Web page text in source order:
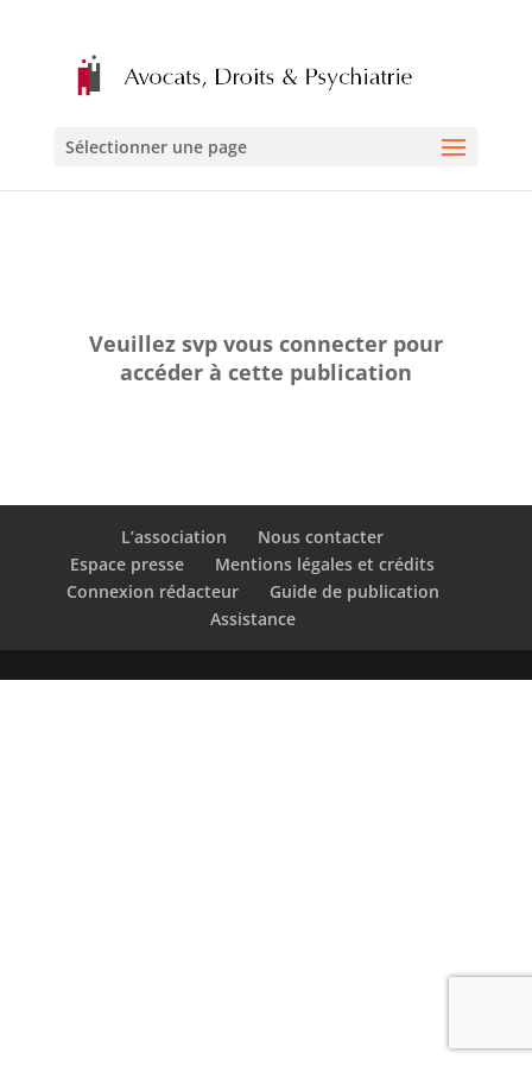
Sélectionner une page
Veuillez svp vous connecter pour
accéder à cette publication
L’association
Nous contacter
Espace presse
Mentions légales et crédits
Connexion rédacteur
Guide de publication
Assistance